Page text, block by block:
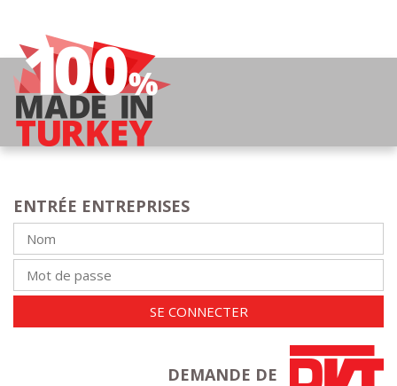
ENTRÉE ENTREPRISES
SE CONNECTER
DEMANDE DE